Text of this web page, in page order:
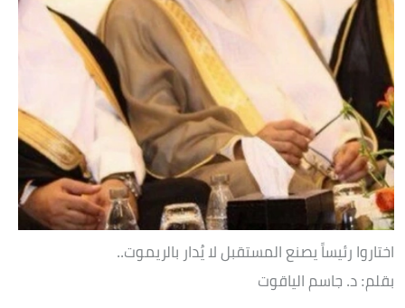
اختاروا رئيساً يصنع المستقبل لا يُدار بالريموت..
بقلم: د. جاسم الياقوت